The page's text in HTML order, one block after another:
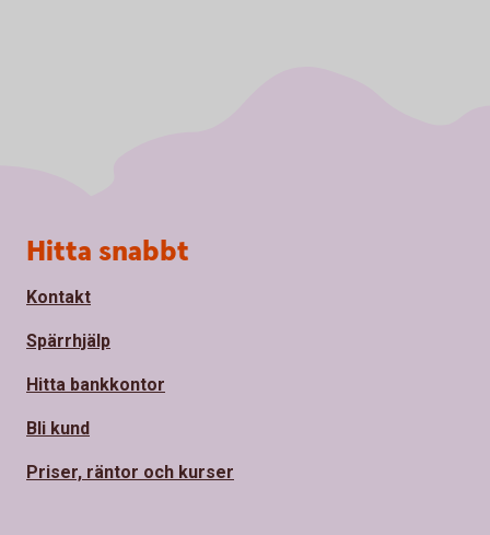
Sidfot
Hitta snabbt
Kontakt
Spärrhjälp
Hitta bankkontor
Bli kund
Priser, räntor och kurser